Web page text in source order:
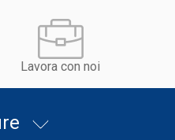
Lavora con noi